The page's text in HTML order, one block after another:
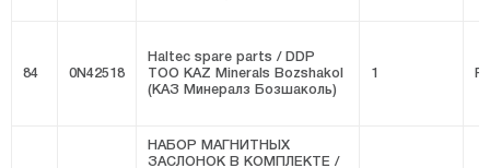
84 0N42518
Haltec spare parts / DDP
ТОО KAZ Minerals Bozshakol
(КАЗ Минералз Бозшаколь)
1
НАБОР МАГНИТНЫХ
ЗАСЛОНОК В КОМПЛЕКТЕ /